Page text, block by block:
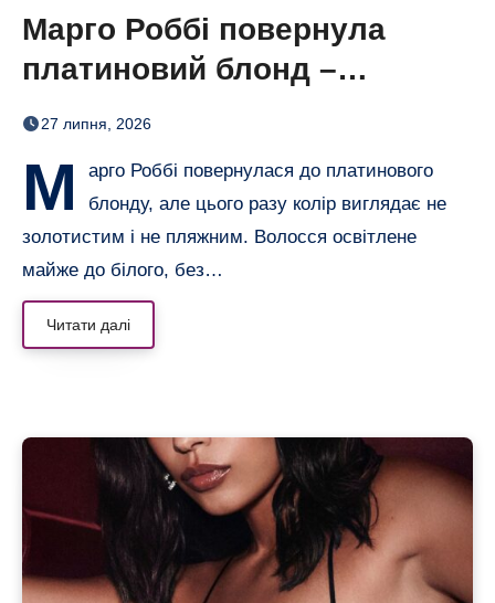
Марго Роббі повернула
платиновий блонд –
настільки світлого волосся
27 липня, 2026
М
арго Роббі повернулася до платинового
блонду, але цього разу колір виглядає не
золотистим і не пляжним. Волосся освітлене
майже до білого, без…
Читати далі